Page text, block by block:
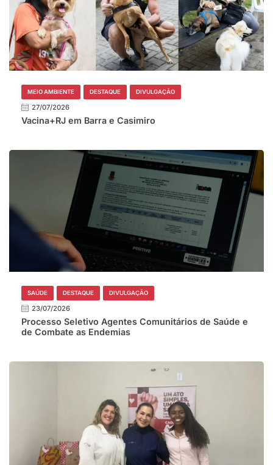
MEIO AMBIENTE DESTAQUE DIVULGAÇÃO
27/07/2026
Vacina+RJ em Barra e Casimiro
SAÚDE DESTAQUE DIVULGAÇÃO
23/07/2026
Processo Seletivo Agentes Comunitários de Saúde e
de Combate as Endemias